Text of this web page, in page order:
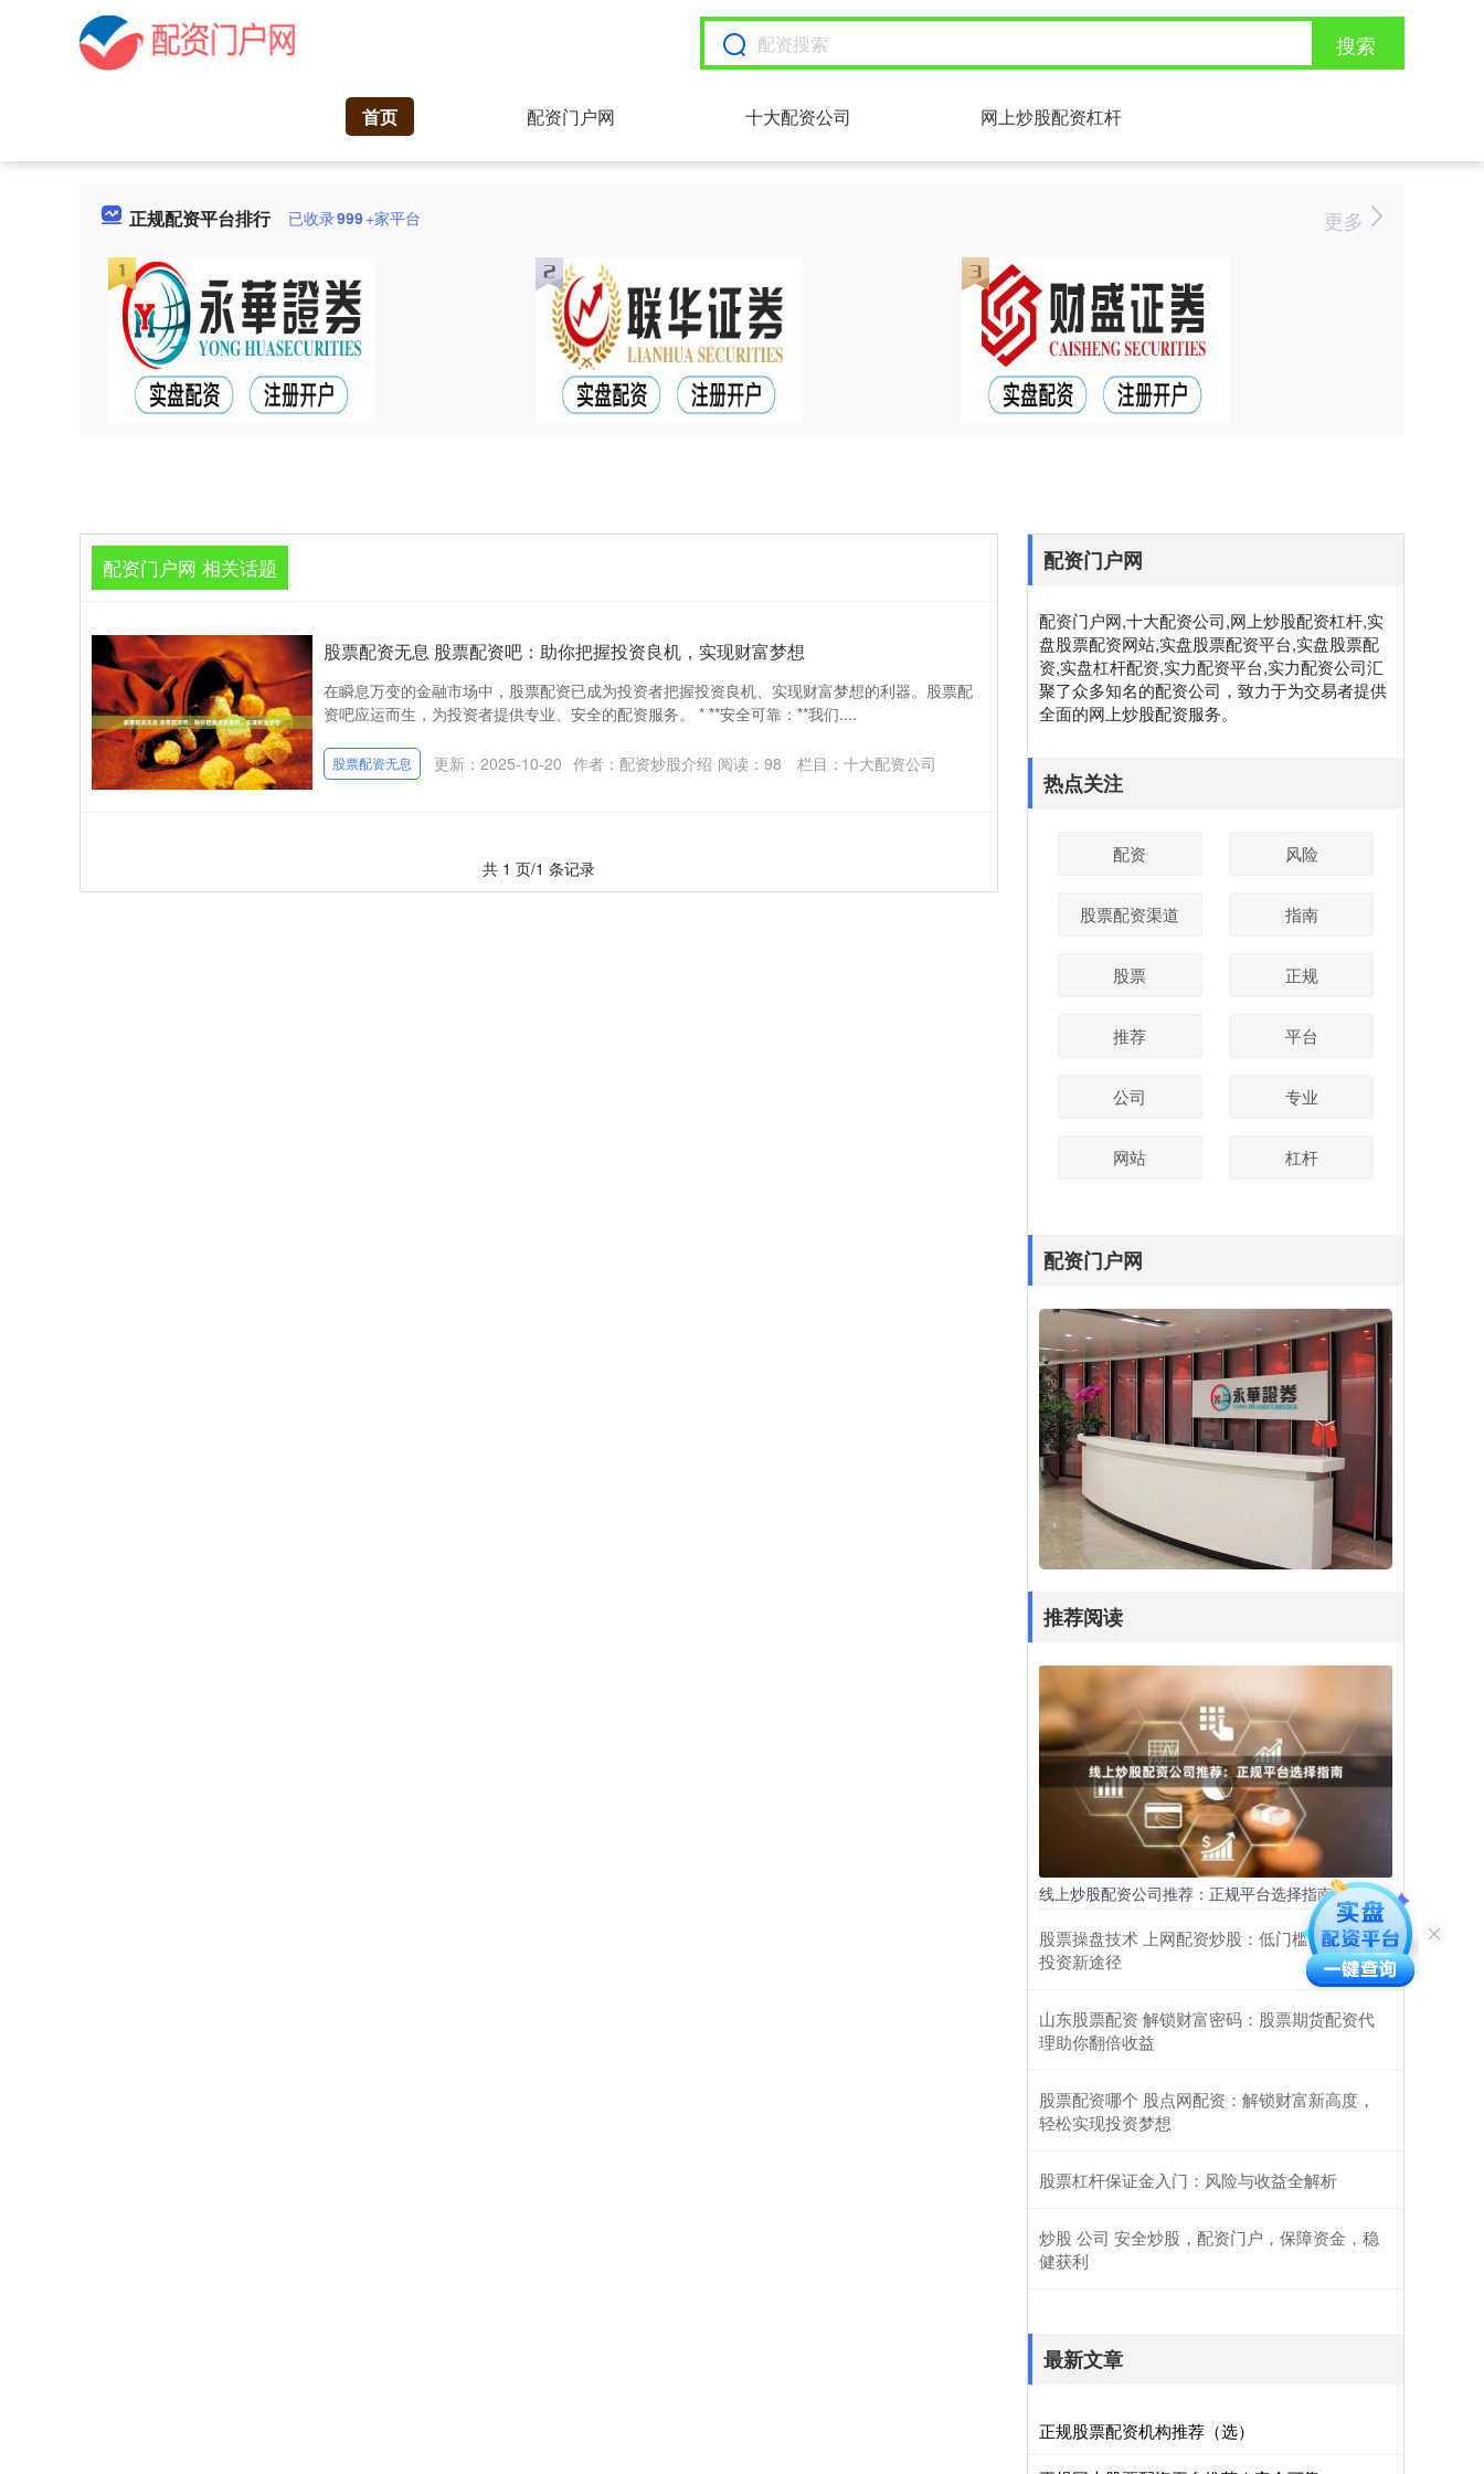
搜索
首页 配资门户网 十大配资公司 网上炒股配资杠杆
正规配资平台排行 已收录999+家平台 更多
配资门户网 相关话题
股票配资无息 股票配资吧：助你把握投资良机，实现财富梦想
在瞬息万变的金融市场中，股票配资已成为投资者把握投资良机、实现财富梦想的利器。股票配
资吧应运而生，为投资者提供专业、安全的配资服务。 * **安全可靠：**我们....
股票配资无息 更新：2025-10-20 作者：配资炒股介绍 阅读： 98 栏目： 十大配资公司
共 1 页/1 条记录
配资门户网
配资门户网,十大配资公司,网上炒股配资杠杆,实
盘股票配资网站,实盘股票配资平台,实盘股票配
资,实盘杠杆配资,实力配资平台,实力配资公司汇
聚了众多知名的配资公司，致力于为交易者提供
全面的网上炒股配资服务。
热点关注
配资 风险
股票配资渠道 指南
股票 正规
推荐 平台
公司 专业
网站 杠杆
配资门户网
推荐阅读
线上炒股配资公司推荐：正规平台选择指南
股票操盘技术 上网配资炒股：低门槛高收益的
投资新途径
山东股票配资 解锁财富密码：股票期货配资代
理助你翻倍收益
股票配资哪个 股点网配资：解锁财富新高度，
轻松实现投资梦想
股票杠杆保证金入门：风险与收益全解析
炒股 公司 安全炒股，配资门户，保障资金，稳
健获利
最新文章
正规股票配资机构推荐（选）